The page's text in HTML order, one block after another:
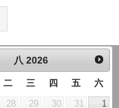
八 2026
二 三 四 五 六
28 29 30 31 1